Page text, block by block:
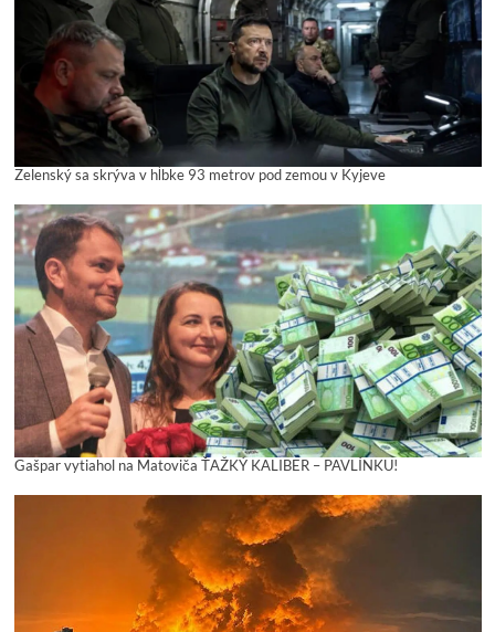
Zelenský sa skrýva v hĺbke 93 metrov pod zemou v Kyjeve
Gašpar vytiahol na Matoviča ŤAŽKÝ KALIBER – PAVLÍNKU!